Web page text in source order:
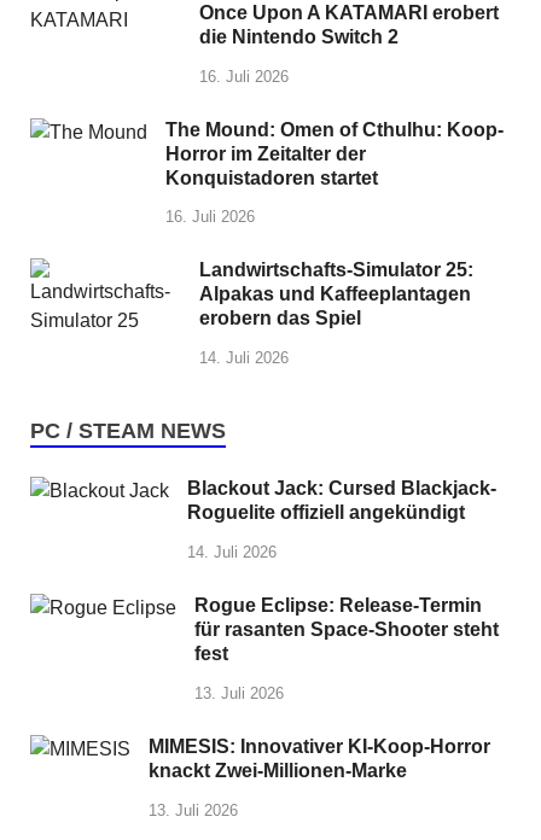
Once Upon A KATAMARI erobert
die Nintendo Switch 2
16. Juli 2026
The Mound: Omen of Cthulhu: Koop-
Horror im Zeitalter der
Konquistadoren startet
16. Juli 2026
Landwirtschafts-Simulator 25:
Alpakas und Kaffeeplantagen
erobern das Spiel
14. Juli 2026
PC / STEAM NEWS
Blackout Jack: Cursed Blackjack-
Roguelite offiziell angekündigt
14. Juli 2026
Rogue Eclipse: Release-Termin
für rasanten Space-Shooter steht
fest
13. Juli 2026
MIMESIS: Innovativer KI-Koop-Horror
knackt Zwei-Millionen-Marke
13. Juli 2026